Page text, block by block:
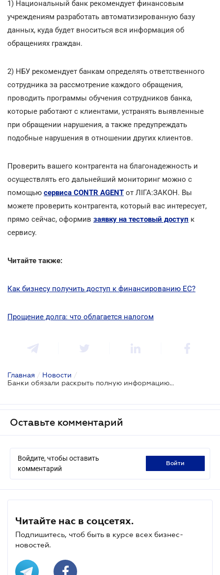
1) Национальный банк рекомендует финансовым
учреждениям разработать автоматизированную базу
данных, куда будет вноситься вся информация об
обращениях граждан.
2) НБУ рекомендует банкам определять ответственного
сотрудника за рассмотрение каждого обращения,
проводить программы обучения сотрудников банка,
которые работают с клиентами, устранять выявленные
при обращении нарушения, а также предупреждать
подобные нарушения в отношении других клиентов.
Проверить вашего контрагента на благонадежность и
осуществлять его дальнейший мониторинг можно с
помощью сервиса CONTR AGENT от ЛІГА:ЗАКОН. Вы
можете проверить контрагента, который вас интересует,
прямо сейчас, оформив заявку на тестовый доступ к
сервису.
Читайте также:
Как бизнесу получить доступ к финансированию ЕС?
Прощение долга: что облагается налогом
Главная / Новости /
Банки обязали раскрыть полную информацию об услугах
Оставьте комментарий
Войдите, чтобы оставить
комментарий
войти
Читайте нас в соцсетях.
Подпишитесь, чтоб быть в курсе всех бизнес-
новостей.